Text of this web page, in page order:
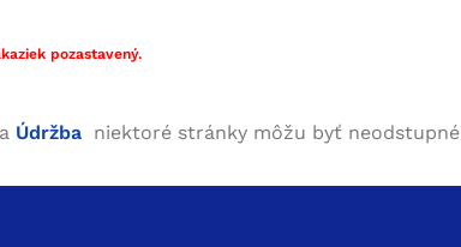
pozastavený.
Údržba niektoré stránky môžu byť neodstupné